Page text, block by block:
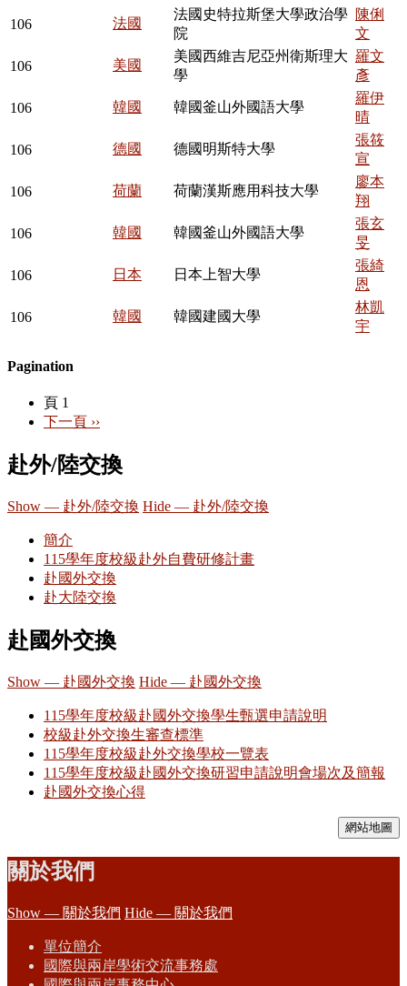
106 法國
法國史特拉斯堡大學政治學
院
陳俐
文
106 美國
美國西維吉尼亞州衛斯理大
學
羅文
彥
106 韓國 韓國釜山外國語大學
羅伊
晴
106 德國 德國明斯特大學
張筱
宣
106 荷蘭 荷蘭漢斯應用科技大學
廖本
翔
106 韓國 韓國釜山外國語大學
張玄
旻
106 日本 日本上智大學
張綺
恩
106 韓國 韓國建國大學
林凱
宇
Pagination
頁 1
下一頁 ››
赴外/陸交換
Show — 赴外/陸交換 Hide — 赴外/陸交換
簡介
115學年度校級赴外自費研修計畫
赴國外交換
赴大陸交換
赴國外交換
Show — 赴國外交換 Hide — 赴國外交換
115學年度校級赴國外交換學生甄選申請說明
校級赴外交換生審查標準
115學年度校級赴外交換學校一覽表
115學年度校級赴國外交換研習申請說明會場次及簡報
赴國外交換心得
網站地圖
關於我們
Show — 關於我們 Hide — 關於我們
單位簡介
國際與兩岸學術交流事務處